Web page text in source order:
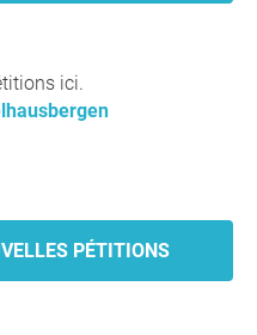
ici.
PÉTITIONS